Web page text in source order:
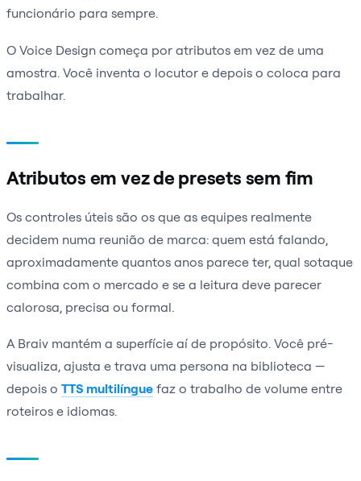
funcionário para sempre.
O Voice Design começa por atributos em vez de uma
amostra. Você inventa o locutor e depois o coloca para
trabalhar.
Atributos em vez de presets sem fim
Os controles úteis são os que as equipes realmente
decidem numa reunião de marca: quem está falando,
aproximadamente quantos anos parece ter, qual sotaque
combina com o mercado e se a leitura deve parecer
calorosa, precisa ou formal.
A Braiv mantém a superfície aí de propósito. Você pré-
visualiza, ajusta e trava uma persona na biblioteca —
depois o TTS multilíngue faz o trabalho de volume entre
roteiros e idiomas.